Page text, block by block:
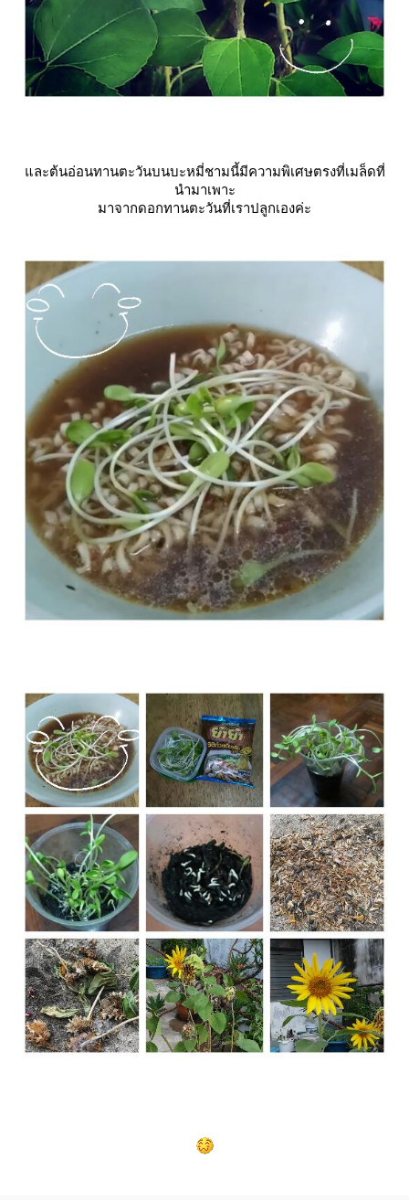
ละต้นอ่อนทานตะวันบนบะหมี่ชามนี้มีความพิเศษตรงที่เมล็ดที่
นำมาเพาะ
มาจากดอกทานตะวันที่เราปลูกเองค่ะ